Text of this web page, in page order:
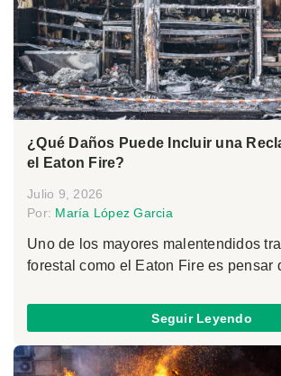
¿Qué Daños Puede Incluir una
el Eaton Fire?
Julio 9, 2026
Por: María López Garcia
Uno de los mayores malentendidos
forestal como el Eaton Fire es pensar
Seguir Leyendo